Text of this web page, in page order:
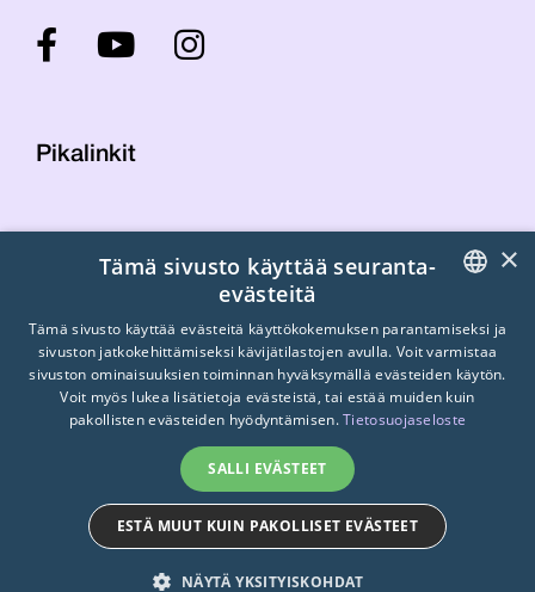
Pikalinkit
Laskutustiedot
Tietosuojaseloste
Turvallisemman tilan periaatteet
© 2026 STTK. Made with ❤ byAvoin.Systems
FINNISH
SWEDISH
×
Tämä sivusto käyttää seuranta-
evästeitä
Tämä sivusto käyttää evästeitä käyttökokemuksen parantamiseksi ja
sivuston jatkokehittämiseksi kävijätilastojen avulla. Voit varmistaa
sivuston ominaisuuksien toiminnan hyväksymällä evästeiden käytön.
Voit myös lukea lisätietoja evästeistä, tai estää muiden kuin
pakollisten evästeiden hyödyntämisen.Tietosuojaseloste
SALLI EVÄSTEET
ESTÄ MUUT KUIN PAKOLLISET EVÄSTEET
NÄYTÄ YKSITYISKOHDAT